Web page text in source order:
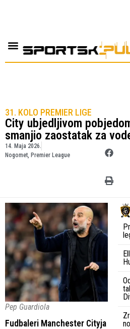
31. KOLO PREMIER LIGE
City ubjedljivom
smanjio zaostatak za
14. Maja 2026.
Nogomet, Premier League
Pep Guardiola
Fudbaleri Manchester Cityja